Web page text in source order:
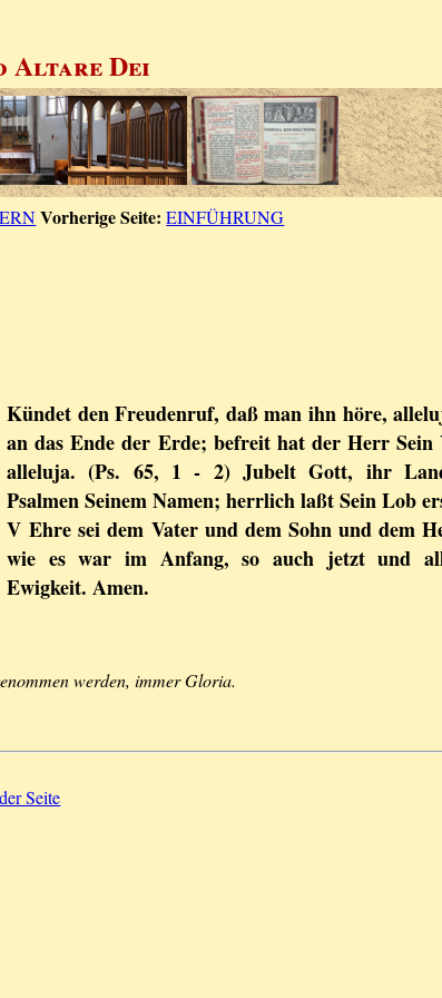
Altare Dei
Vorherige Seite: EINFÜHRUNG
Kündet den Freudenruf, daß man ihn höre,
an das Ende der Erde; befreit hat der Herr Sein
alleluja. (Ps. 65, 1 - 2) Jubelt Gott, ihr
Psalmen Seinem Namen; herrlich laßt Sein Lob
V Ehre sei dem Vater und dem Sohn und dem
wie es war im Anfang, so auch jetzt und
Ewigkeit. Amen.
werden, immer Gloria.
Seite